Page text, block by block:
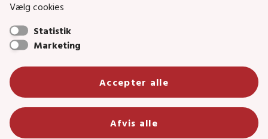
Social- og Boligstyrelsens nyheder som RSS feed
Social- og Boligstyrelsen • Tlf.: 72 42 37 00 •
sikkermail• EAN-nr.: 5798000354838 • CVR-nr.:
26144698
Primær adresse og reception: Lerchesgade 35, 5, 5000 Odense C •
Bolig- og byggeriområdet: Holmens kanal 22, 1060 København K
Vælg cookies
Statistik
Marketing
Accepter alle
Afvis alle